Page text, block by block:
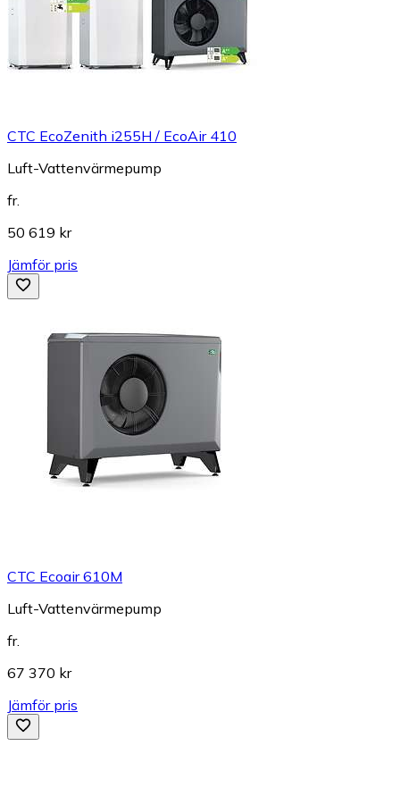
CTC EcoZenith i255H / EcoAir 410
Luft-Vattenvärmepump
fr.
50 619 kr
Jämför pris
CTC Ecoair 610M
Luft-Vattenvärmepump
fr.
67 370 kr
Jämför pris